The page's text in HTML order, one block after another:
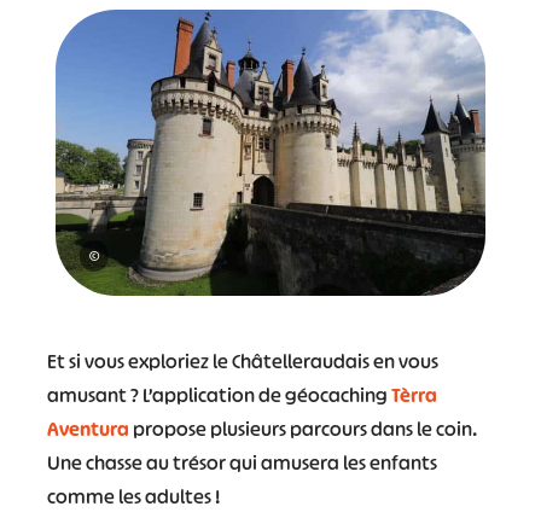
©
Et si vous exploriez le Châtelleraudais en vous
amusant ? L’application de géocachingTèrra
Aventura propose plusieurs parcours dans le coin.
Une chasse au trésor qui amusera les enfants
comme les adultes !